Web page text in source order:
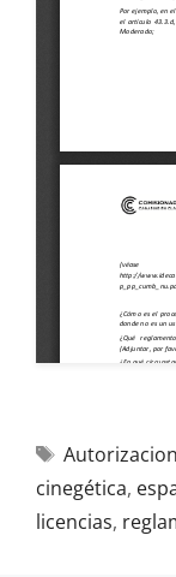
cinegética,
licencias,